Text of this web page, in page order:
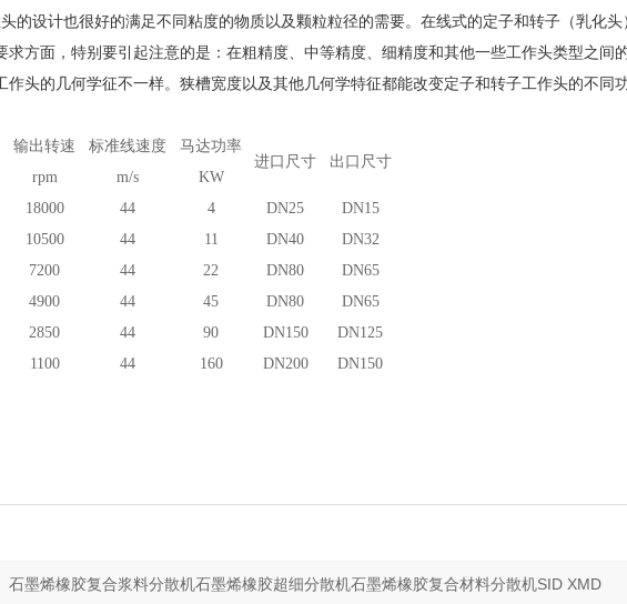
的设计也很好的满足不同粘度的物质以及颗粒粒径的需要。在线式的定子和转子（乳化
求方面，特别要引起注意的是：在粗精度、中等精度、细精度和其他一些工作头类型之
作头的几何学征不一样。狭槽宽度以及其他几何学特征都能改变定子和转子工作头的不同功
输出转速
rpm
标准线速度
m/s
马达功率
KW
进口尺寸 出口尺寸
18000 44 4 DN25
DN15
10500 44 11 DN40
DN32
7200 44 22 DN80 DN65
4900 44 45 DN80
DN65
2850 44 90 DN150
DN125
1100 44 160 DN200 DN150